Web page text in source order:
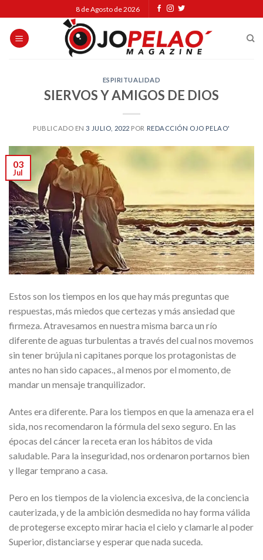
to
content
8 de Agosto de 2026
ESPIRITUALIDAD
SIERVOS Y AMIGOS DE DIOS
PUBLICADO EN3 JULIO, 2022 POR REDACCIÓN OJO PELAO'
03
Jul
Estos son los tiempos en los que hay más preguntas que
respuestas, más miedos que certezas y más ansiedad que
firmeza. Atravesamos en nuestra misma barca un río
diferente de aguas turbulentas a través del cual nos movemos
sin tener brújula ni capitanes porque los protagonistas de
antes no han sido capaces., al menos por el momento, de
mandar un mensaje tranquilizador.
Antes era diferente. Para los tiempos en que la amenaza era el
sida, nos recomendaron la fórmula del sexo seguro. En las
épocas del cáncer la receta eran los hábitos de vida
saludable. Para la inseguridad, nos ordenaron portarnos bien
y llegar temprano a casa.
Pero en los tiempos de la violencia excesiva, de la conciencia
cauterizada, y de la ambición desmedida no hay forma válida
de protegerse excepto mirar hacia el cielo y clamarle al poder
Superior, distanciarse y esperar que nada suceda.